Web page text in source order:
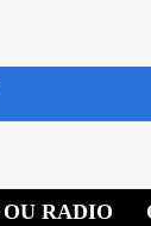
RADIO